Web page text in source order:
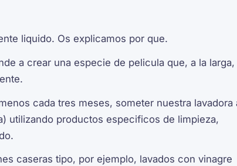
liquido. Os explicamos por que.
a crear una especie de pelicula que, a la larga,
cada tres meses, someter nuestra lavadora
utilizando productos especificos de limpieza,
caseras tipo, por ejemplo, lavados con vinagre